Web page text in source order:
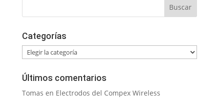
Categorías
Categorías
Últimos comentarios
Tomas en Electrodos del Compex Wireless